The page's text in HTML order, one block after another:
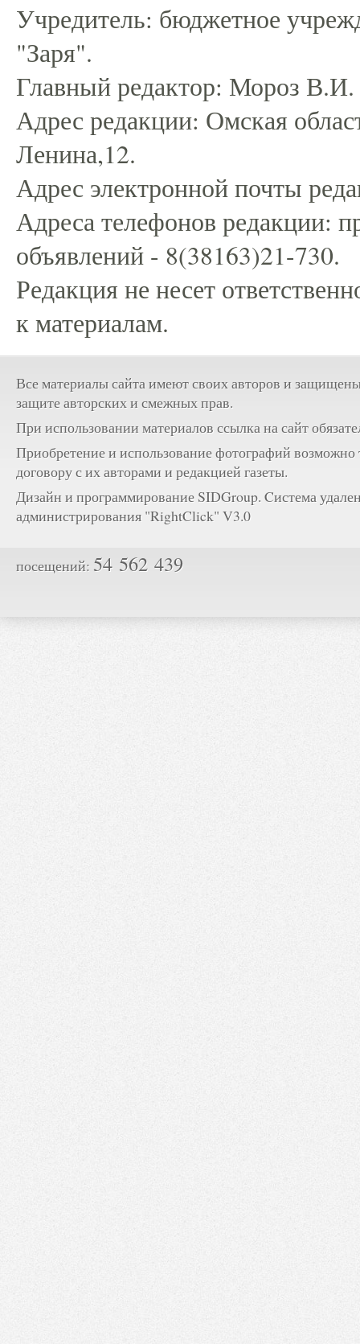
Учредитель: бюджетное
"Заря".
Главный редактор: Мороз В.И.
Адрес редакции: Омская
Ленина,12.
Адрес электронной почты
Адреса телефонов редакции:
объявлений - 8(38163)21-730.
Редакция не несет
к материалам.
Все материалы сайта имеют своих авторов и
защите авторских и смежных прав.
При использовании материалов ссылка на сайт
Приобретение и использование фотографий возможно
договору с их авторами и редакцией газеты.
Дизайн и программирование SIDGroup. Cистема
администрирования "RightClick" V3.0
посещений: 54 562 439